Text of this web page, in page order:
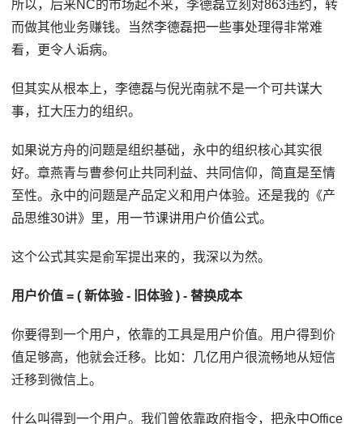
所以，后来NC的市场起不来，李德磊立刻对863违约，转
而做其他业务赚钱。当然李德磊把一些事处理得非常难
看，更令人诟病。
但其实从根本上，李德磊与倪光南就不是一个可共谋大
事，扛大压力的组织。
如果说方舟的问题是组织基础，永中的组织核心其实很
好。章燕青与曹参何止共同利益、共同信仰，简直是至情
至性。永中的问题是产品定义和用户体验。还是我的《产
品思维30讲》里，用一节课讲用户价值公式。
这个公式其实是俞军提出来的，我深以为然。
用户价值 = ( 新体验 - 旧体验 ) - 替换成本
你要得到一个用户，依靠的工具是用户价值。用户得到价
值足够高，他就会迁移。比如：几亿用户很流畅地从短信
迁移到微信上。
什么叫得到一个用户。我们曾依靠政府指令，把永中Office